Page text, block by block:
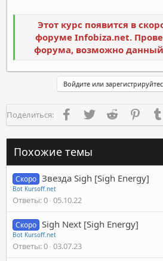
Этот курс появится в
форуме Infobiza.net.
форума, возможно данный
Войдите или
Поделиться: FacebookTwitter Reddit
Похожие темы
Скоро Звезда Sigh [Sigh Energy]
Bot Kursoff.net
Ответы 0 05.10.22
Скоро Sigh Next [Sigh Energy]
Bot Kursoff.net
Ответы 0 03.07.23